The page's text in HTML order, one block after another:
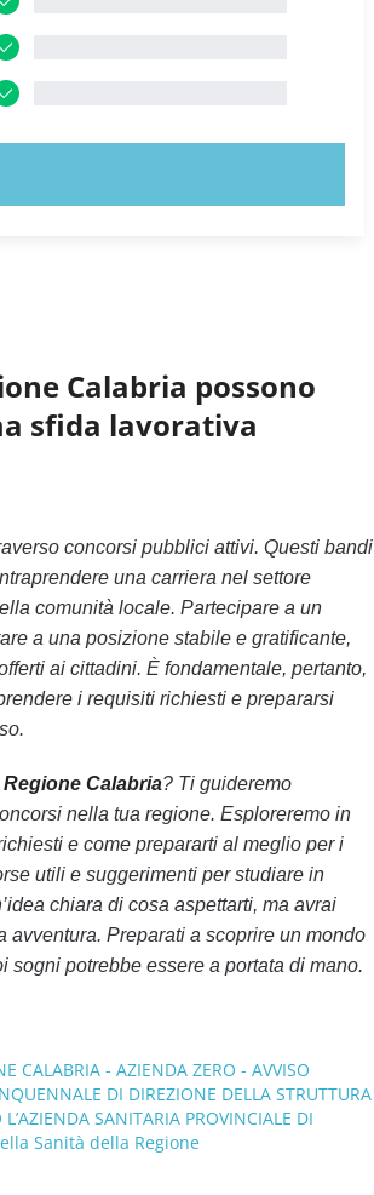
Calabria possono
sfida lavorativa
concorsi pubblici attivi. Questi bandi
una carriera nel settore
comunità locale. Partecipare a un
a una posizione stabile e gratificante,
ai cittadini. È fondamentale, pertanto,
i requisiti richiesti e prepararsi
Calabria? Ti guideremo
nella tua regione. Esploreremo in
e come prepararti al meglio per i
utili e suggerimenti per studiare in
chiara di cosa aspettarti, ma avrai
avventura. Preparati a scoprire un mondo
potrebbe essere a portata di mano.
CALABRIA - AZIENDA ZERO - AVVISO
DI DIREZIONE DELLA STRUTTURA
SANITARIA PROVINCIALE DI
Sanità della Regione